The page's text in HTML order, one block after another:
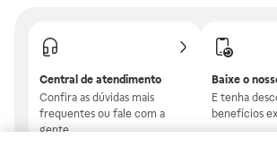
Central de atendimento
Confira as dúvidas mais
frequentes ou fale com a
gente.
Baixe o
E tenha
benefícios